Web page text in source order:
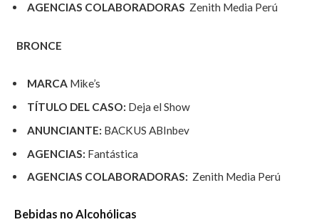
AGENCIAS COLABORADORAS Zenith Media Perú
BRONCE
MARCA Mike’s
TÍTULO DEL CASO: Deja el Show
ANUNCIANTE: BACKUS ABInbev
AGENCIAS: Fantástica
AGENCIAS COLABORADORAS: Zenith Media Perú
Bebidas no Alcohólicas